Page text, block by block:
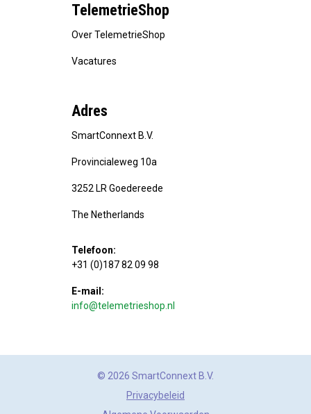
TelemetrieShop
Over TelemetrieShop
Vacatures
Adres
SmartConnext B.V.
Provincialeweg 10a
3252 LR Goedereede
The Netherlands
Telefoon:
+31 (0)187 82 09 98
E-mail:
info@telemetrieshop.nl
© 2026 SmartConnext B.V.
Privacybeleid